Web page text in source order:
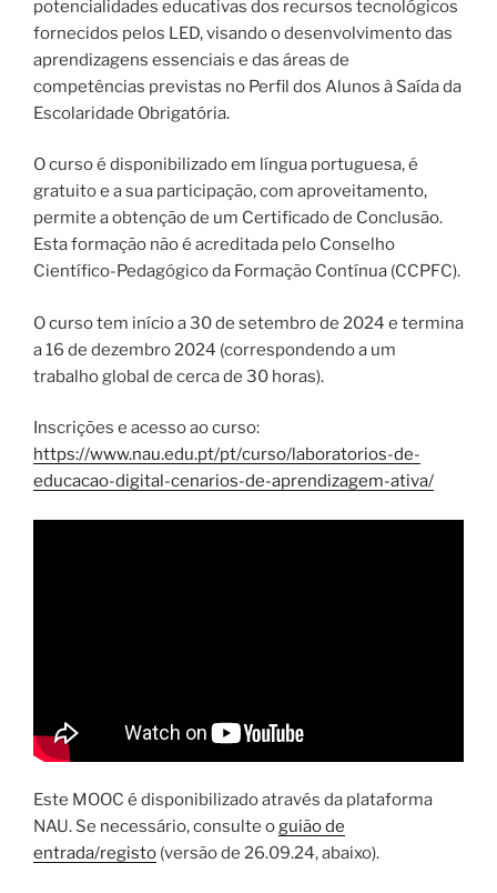
potencialidades educativas dos recursos tecnológicos
fornecidos pelos LED, visando o desenvolvimento das
aprendizagens essenciais e das áreas de
competências previstas no Perfil dos Alunos à Saída da
Escolaridade Obrigatória.
O curso é disponibilizado em língua portuguesa, é
gratuito e a sua participação, com aproveitamento,
permite a obtenção de um Certificado de Conclusão.
Esta formação não é acreditada pelo Conselho
Científico-Pedagógico da Formação Contínua (CCPFC).
O curso tem início a 30 de setembro de 2024 e termina
a 16 de dezembro 2024 (correspondendo a um
trabalho global de cerca de 30 horas).
Inscrições e acesso ao curso:
https://www.nau.edu.pt/pt/curso/laboratorios-de-
educacao-digital-cenarios-de-aprendizagem-ativa/
Este MOOC é disponibilizado através da plataforma
NAU. Se necessário, consulte oguião de
entrada/registo (versão de 26.09.24, abaixo).